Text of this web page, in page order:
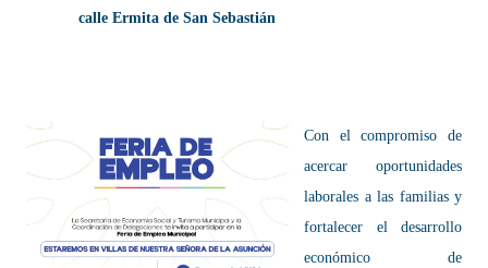
calle Ermita de San Sebastián
Con el compromiso de
acercar oportunidades
laborales a las familias y
fortalecer el desarrollo
económico de